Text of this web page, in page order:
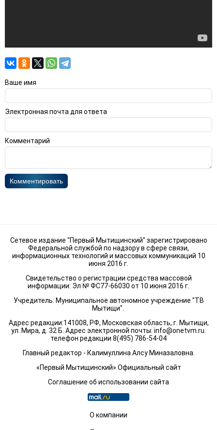
Ваше имя
Электронная почта для ответа
Комментарий
Комментировать
Сетевое издание "Первый Мытищинский" зарегистрировано
Федеральной службой по надзору в сфере связи,
информационных технологий и массовых коммуникаций 10
июня 2016 г.
Свидетельство о регистрации средства массовой
информации: Эл № ФС77-66030 от 10 июня 2016 г.
Учредитель: Муниципальное автономное учреждение "ТВ
Мытищи".
Адрес редакции:141008, РФ, Московская область, г. Мытищи,
ул. Мира, д. 32 Б. Адрес электронной почты: info@onetvm.ru
телефон редакции 8(495) 786-54-04
Главный редактор - Калимуллина Алсу Миназаловна.
«Первый Мытищинский» Официальный сайт
Соглашение об использовании сайта
О компании